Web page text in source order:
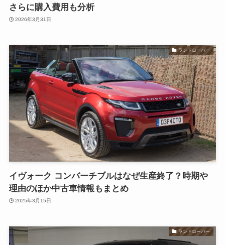
さらに購入費用も分析
2026年3月31日
ランドローバー
イヴォーク コンバーチブルはなぜ生産終了？時期や
理由のほか中古車情報もまとめ
2025年3月15日
ランドローバー